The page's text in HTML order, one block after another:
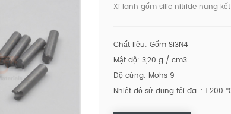
Xi lanh gốm silic nitride nung
Chất liệu: Gốm Si3N4
Mật độ: 3,20 g / cm3
Độ cứng: Mohs 9
Nhiệt độ sử dụng tối đa. : 1.200